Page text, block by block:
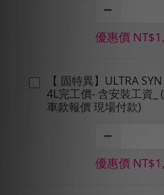
優惠價
【 固特異】ULTRA
4L完工價- 含安裝工資_
車款報價 現場付款)
優惠價